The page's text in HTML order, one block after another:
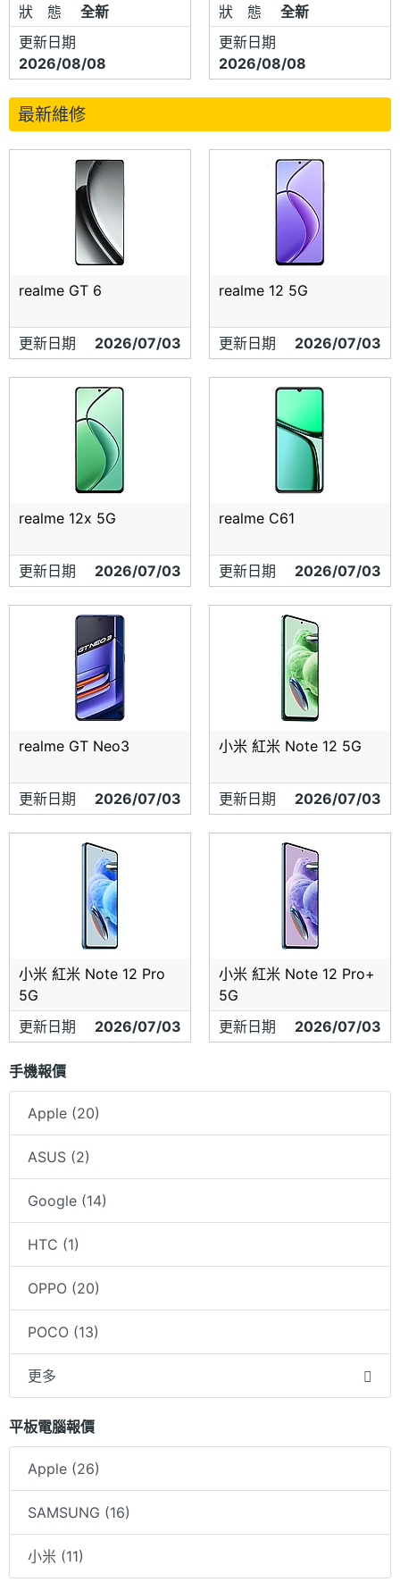
狀 態
全新
更新日期
2026/08/08
狀 態
全新
更新日期
2026/08/08
最新維修
realme GT 6
更新日期 2026/07/03
realme 12 5G
更新日期 2026/07/03
realme 12x 5G
更新日期 2026/07/03
realme C61
更新日期 2026/07/03
realme GT Neo3
更新日期 2026/07/03
小米 紅米 Note 12 5G
更新日期 2026/07/03
小米 紅米 Note 12 Pro
5G
更新日期
2026/07/03
小米 紅米 Note 12 Pro+
5G
更新日期
2026/07/03
手機報價
Apple (20)
ASUS (2)
Google (14)
HTC (1)
OPPO (20)
POCO (13)
更多
平板電腦報價
Apple (26)
SAMSUNG (16)
小米 (11)